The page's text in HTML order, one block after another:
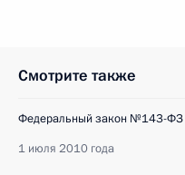
Смотрите также
Федеральный закон №143-ФЗ
1 июля 2010 года